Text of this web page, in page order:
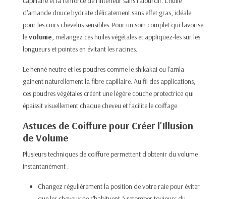
d'amande douce hydrate délicatement sans effet gras, idéale
pour les cuirs chevelus sensibles. Pour un soin complet qui favorise
levolume, mélangez ces huiles végétales et appliquez-les sur les
longueurs et pointes en évitant les racines.
Le henné neutre et les poudres comme le shikakai ou l'amla
gainent naturellement la fibre capillaire. Au fil des applications,
ces poudres végétales créent une légère couche protectrice qui
épaissit visuellement chaque cheveu et facilite le coiffage.
Astuces de Coiffure pour Créer l'Illusion
de Volume
Plusieurs techniques de coiffure permettent d'obtenir du volume
instantanément :
Changez régulièrement la position de votre raie pour éviter